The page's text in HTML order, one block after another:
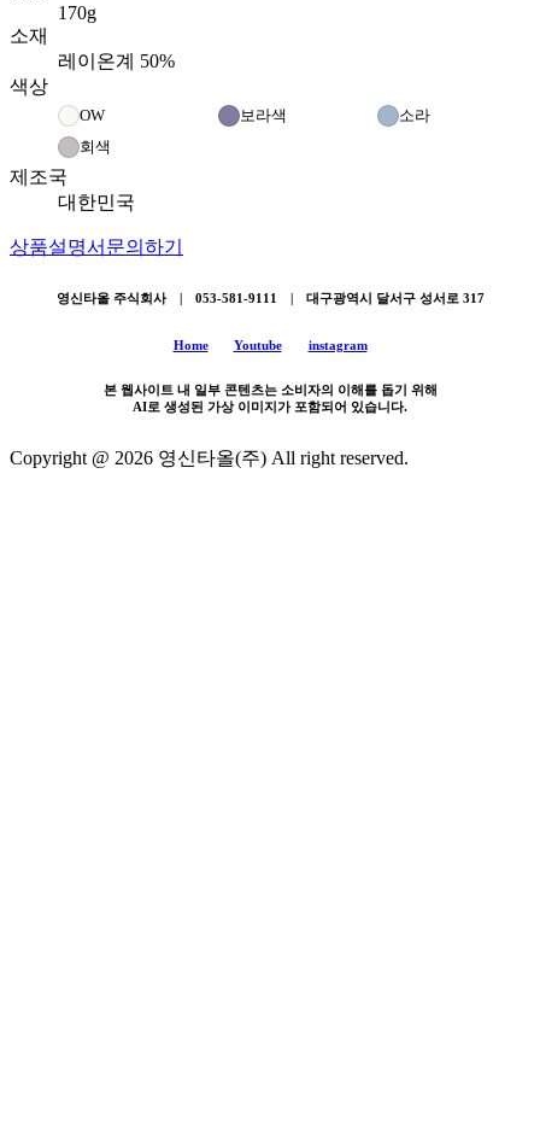
170g
소재
레이온계 50%
색상
OW 보라색
소라
회색
제조국
대한민국
상품설명서 문의하기
영신타올 주식회사 | 053-581-9111 | 대구광역시 달서구 성서로 317
Home Youtube instagram
본 웹사이트 내 일부 콘텐츠는 소비자의 이해를 돕기 위해
AI로 생성된 가상 이미지가 포함되어 있습니다.
Copyright @ 2026 영신타올(주) All right reserved.